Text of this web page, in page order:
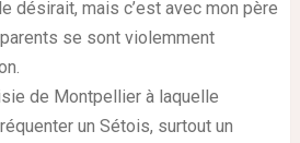
désirait, mais c’est avec mon père
se sont violemment
de Montpellier à laquelle
un Sétois, surtout un